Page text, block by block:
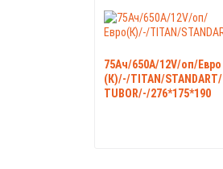
75Ач/650А/12V/оп/Евро
(К)/-/TITAN/STANDART/
TUBOR/-/276*175*190